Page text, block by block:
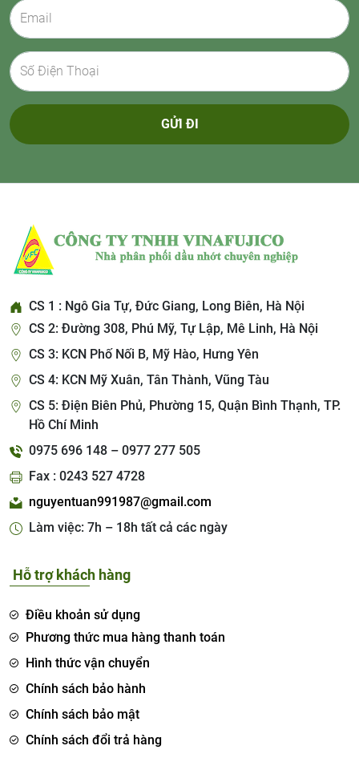
GỬI ĐI
CS 1 : Ngô Gia Tự, Đức Giang, Long Biên, Hà Nội
CS 2: Đường 308, Phú Mỹ, Tự Lập, Mê Linh, Hà Nội
CS 3: KCN Phố Nối B, Mỹ Hào, Hưng Yên
CS 4: KCN Mỹ Xuân, Tân Thành, Vũng Tàu
CS 5: Điện Biên Phủ, Phường 15, Quận Bình Thạnh, TP.
Hồ Chí Minh
0975 696 148 – 0977 277 505
Fax : 0243 527 4728
nguyentuan991987@gmail.com
Làm việc: 7h – 18h tất cả các ngày
Hỗ trợ khách hàng
Điều khoản sử dụng
Phương thức mua hàng thanh toán
Hình thức vận chuyển
Chính sách bảo hành
Chính sách bảo mật
Chính sách đổi trả hàng